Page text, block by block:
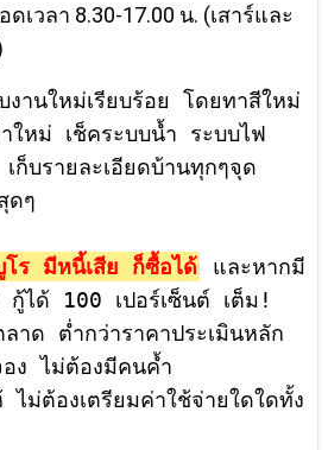
เวลา 8.30-17.00 น. (เสาร์และ
งานใหม่เรียบร้อย โดยทาสีใหม่
ใหม่ เช็คระบบน้ำ ระบบไฟ
บรายละเอียดบ้านทุกๆจุด
ดๆ
ร มีหนี้เสีย ก็ซื้อได้ และหากมี
าด ต่ำกว่าราคาประเมินหลัก
ไม่ต้องเตรียมค่าใช้จ่ายใดใดทั้ง